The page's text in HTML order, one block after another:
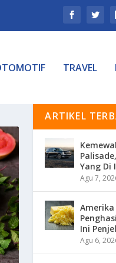
TRAVEL
ARTIKEL
Yang Di
Agu 7,
Ini
Agu 6,